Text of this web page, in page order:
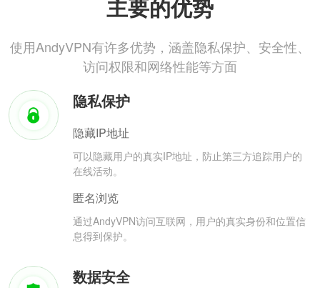
主要的优势
使用AndyVPN有许多优势，涵盖隐私保护、安全性、
访问权限和网络性能等方面
隐私保护
隐藏IP地址
可以隐藏用户的真实IP地址，防止第三方追踪用户的
在线活动。
匿名浏览
通过AndyVPN访问互联网，用户的真实身份和位置信
息得到保护。
数据安全